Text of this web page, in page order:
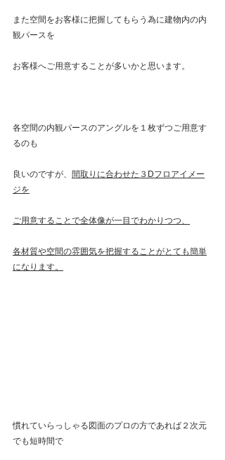
また空間をお客様に把握してもらう為に建物内の内
観パースを
お客様へご用意することが多いかと思います。
各空間の内観パースのアングルを１枚ずつご用意す
るのも
良いのですが、 間取りに合わせた３Dフロアイメー
ジを
ご用意することで全体像が一目でわかりつつ、
各材質や空間の雰囲気を把握することがとても簡単
になります。
慣れていらっしゃる図面のプロの方であれば２次元
でも短時間で